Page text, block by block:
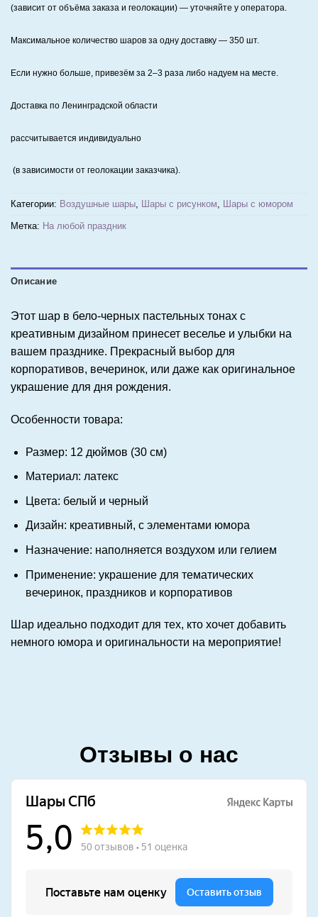
(зависит от объёма заказа и геолокации) — уточняйте у оператора.
Максимальное количество шаров за одну доставку — 350 шт.
Если нужно больше, привезём за 2–3 раза либо надуем на месте.
Доставка по Ленинградской области
рассчитывается индивидуально
(в зависимости от геолокации заказчика).
Категории: Воздушные шары, Шары с рисунком, Шары с юмором
Метка: На любой праздник
Описание
Этот шар в бело-черных пастельных тонах с
креативным дизайном принесет веселье и улыбки на
вашем празднике. Прекрасный выбор для
корпоративов, вечеринок, или даже как оригинальное
украшение для дня рождения.
Особенности товара:
Размер: 12 дюймов (30 см)
Материал: латекс
Цвета: белый и черный
Дизайн: креативный, с элементами юмора
Назначение: наполняется воздухом или гелием
Применение: украшение для тематических
вечеринок, праздников и корпоративов
Шар идеально подходит для тех, кто хочет добавить
немного юмора и оригинальности на мероприятие!
Отзывы о нас